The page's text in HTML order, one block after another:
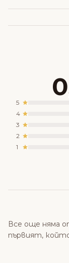
5
4
3
2
1
Все още няма
първият,